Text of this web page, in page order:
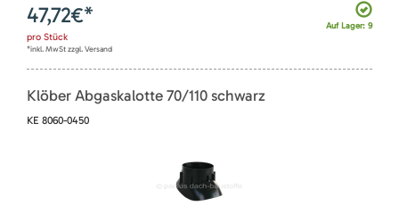
Auf Lager: 9
47,72€*
pro Stück
*inkl. MwSt zzgl. Versand
Klöber Abgaskalotte 70/110 schwarz
KE 8060-0450